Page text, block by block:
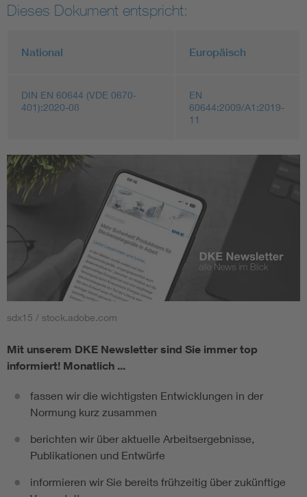
Dieses Dokument entspricht:
National Europäisch
DIN EN 60644 (VDE 0670-
401):2020-08
EN
60644:2009/A1:2019-
11
sdx15 / stock.adobe.com
Mit unserem DKE Newsletter sind Sie immer top
informiert! Monatlich ...
fassen wir die wichtigsten Entwicklungen in der
Normung kurz zusammen
berichten wir über aktuelle Arbeitsergebnisse,
Publikationen und Entwürfe
informieren wir Sie bereits frühzeitig über zukünftige